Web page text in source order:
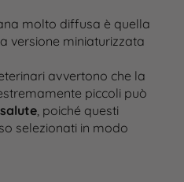
molto diffusa è quella
versione miniaturizzata
avvertono che la
piccoli può
, poiché questi
selezionati in modo